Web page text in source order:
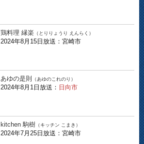
鶏料理 縁楽 （とりりょうり えんらく）
2024年8月15日放送：宮崎市
あゆの是則 （あゆのこれのり）
2024年8月1日放送： 日向市
kitchen 駒樹 （キッチン こまき）
2024年7月25日放送：宮崎市